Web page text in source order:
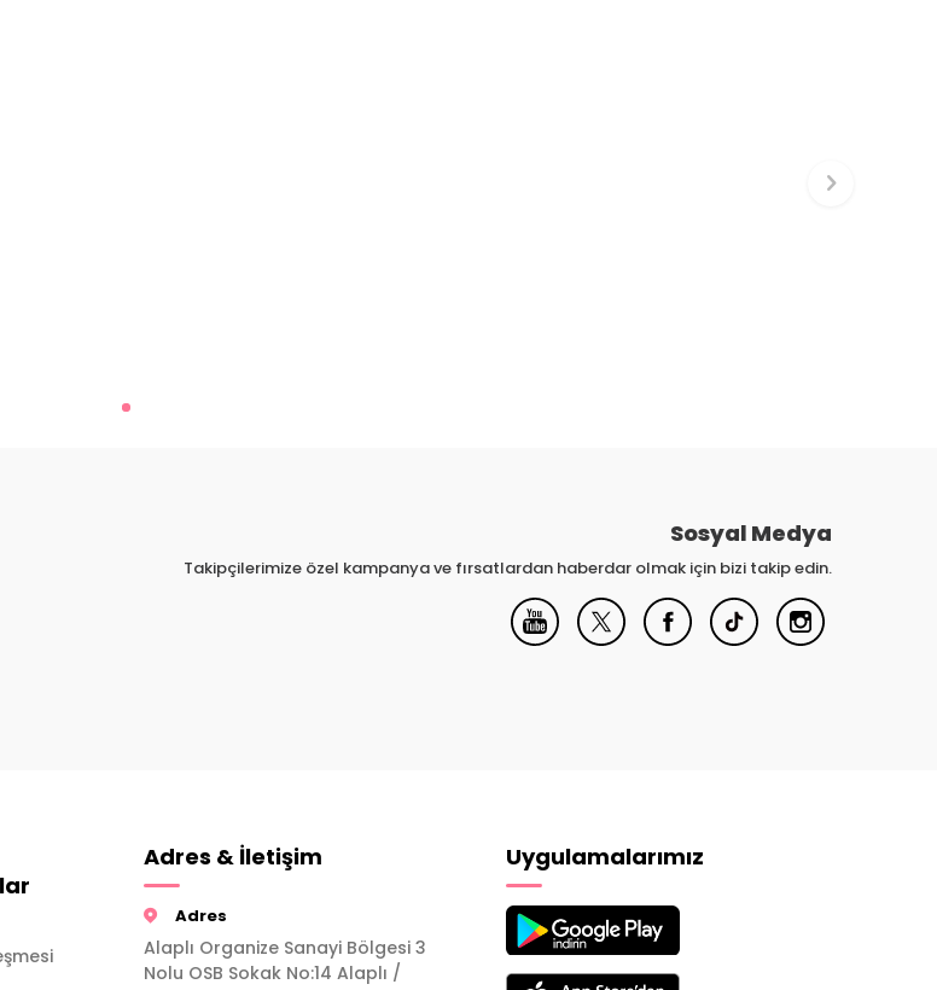
Sosyal Medya
Takipçilerimize özel kampanya ve fırsatlardan haberdar olmak için bizi takip edin.
Adres & İletişim
Adres
Alaplı Organize Sanayi Bölgesi 3
Nolu OSB Sokak No:14 Alaplı /
Uygulamalarımız